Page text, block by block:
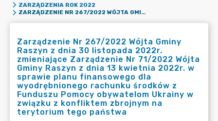
ZARZĄDZENIA ROK 2022
ZARZĄDZENIE NR 267/2022 WÓJTA GMINY RASZYN Z DNIA 30 LISTOPADA 2022R. ZMIENIAJĄCE ZARZĄDZENIE NR 71/2022 WÓJTA GMINY RASZYN Z DNIA 13 KWIETNIA 2022R. W SPRAWIE PLANU FINANSOWEGO DLA WYODRĘBNIONEGO RACHUNKU ŚRODKÓW Z FUNDUSZU POMOCY OBYWATELOM UKRAINY W ZWIĄZKU Z KONFLIKTEM ZBROJNYM NA TERYTORIUM TEGO PAŃSTWA
Zarządzenie Nr 267/2022 Wójta Gminy
Raszyn z dnia 30 listopada 2022r.
zmieniające Zarządzenie Nr 71/2022 Wójta
Gminy Raszyn z dnia 13 kwietnia 2022r. w
sprawie planu finansowego dla
wyodrębnionego rachunku środków z
Funduszu Pomocy obywatelom Ukrainy w
związku z konfliktem zbrojnym na
terytorium tego państwa